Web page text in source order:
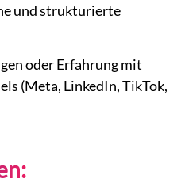
und strukturierte
oder Erfahrung mit
(Meta, LinkedIn, TikTok,